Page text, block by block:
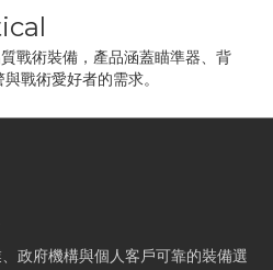
戰術裝備，產品涵蓋瞄準器、背
戰術愛好者的需求。
政府機構與個人客戶可靠的裝備選